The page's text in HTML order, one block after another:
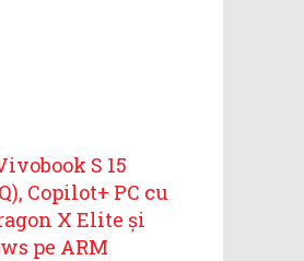
S 15
Copilot+ PC cu
X Elite și
pe ARM